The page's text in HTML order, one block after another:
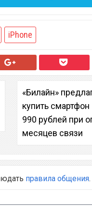
iPhone
«Билайн»
купить смартфон
990 рублей при
месяцев связи
правила общения.